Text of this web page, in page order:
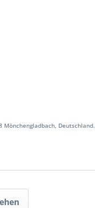
Deutschland.